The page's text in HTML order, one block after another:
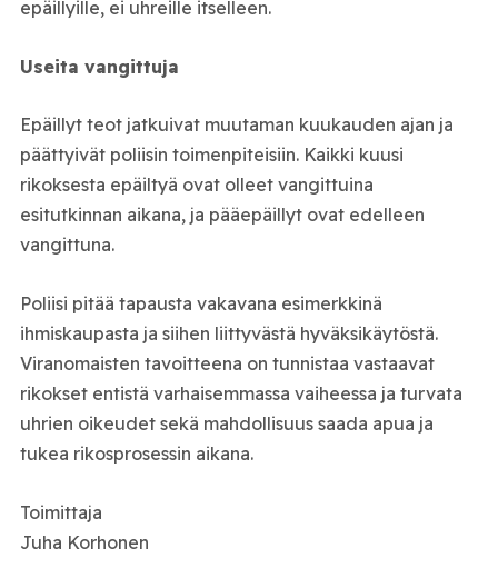
epäillyille, ei uhreille itselleen.
Useita vangittuja
Epäillyt teot jatkuivat muutaman kuukauden ajan ja
päättyivät poliisin toimenpiteisiin. Kaikki kuusi
rikoksesta epäiltyä ovat olleet vangittuina
esitutkinnan aikana, ja pääepäillyt ovat edelleen
vangittuna.
Poliisi pitää tapausta vakavana esimerkkinä
ihmiskaupasta ja siihen liittyvästä hyväksikäytöstä.
Viranomaisten tavoitteena on tunnistaa vastaavat
rikokset entistä varhaisemmassa vaiheessa ja turvata
uhrien oikeudet sekä mahdollisuus saada apua ja
tukea rikosprosessin aikana.
Toimittaja
Juha Korhonen